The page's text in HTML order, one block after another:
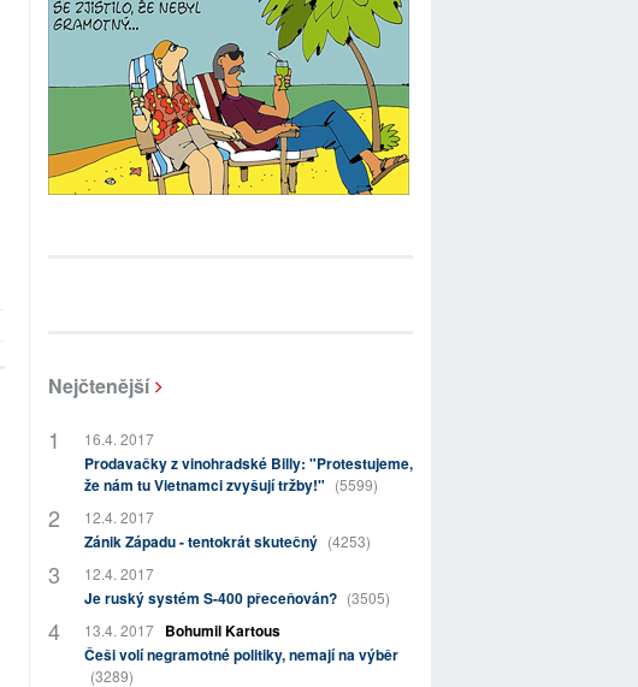
Nejčtenější
16.4. 2017
Prodavačky z vinohradské Billy: "Protestujeme,
že nám tu Vietnamci zvyšují tržby!" (5599)
12.4. 2017
Zánik Západu - tentokrát skutečný (4253)
12.4. 2017
Je ruský systém S-400 přeceňován? (3505)
13.4. 2017
Bohumil Kartous
Češi volí negramotné politiky, nemají na výběr
(3289)